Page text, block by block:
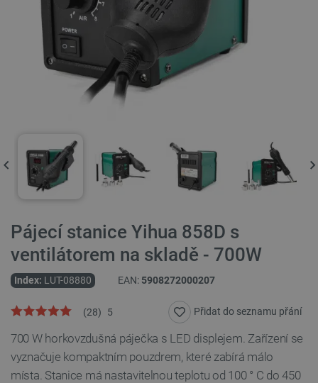
Pájecí stanice Yihua 858D s
ventilátorem na skladě - 700W
Index: LUT-08880 EAN: 5908272000207
5
(28) Přidat do seznamu přání
700 W horkovzdušná páječka s LED displejem. Zařízení se
vyznačuje kompaktním pouzdrem, které zabírá málo
místa. Stanice má nastavitelnou teplotu od 100 ° C do 450